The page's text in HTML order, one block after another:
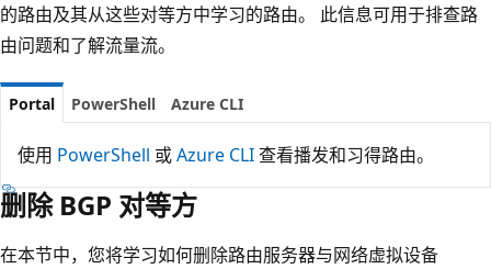
的路由及其从这些对等方中学习的路由。 此信息可用于排查路
由问题和了解流量流。
Portal PowerShell Azure CLI
使用 PowerShell 或Azure CLI查看播发和习得路由。
删除 BGP 对等方
在本节中，您将学习如何删除路由服务器与网络虚拟设备